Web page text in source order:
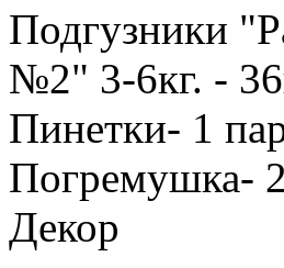
Подгузники
№2" 3-6кг. -
Пинетки- 1
Погремушка-
Декор